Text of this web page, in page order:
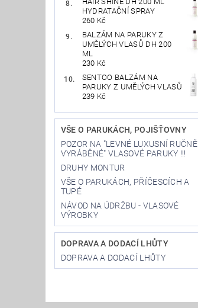
HYDRATAČNÍ SPRAY
260 Kč
BALZÁM NA PARUKY Z
UMĚLÝCH VLASŮ DH 200
ML
230 Kč
SENTOO BALZÁM NA
PARUKY Z UMĚLÝCH VLASŮ
239 Kč
VŠE O PARUKÁCH, POJIŠŤOVNY
POZOR NA "LEVNÉ LUXUSNÍ RUČNĚ
VYRÁBĚNÉ" VLASOVÉ PARUKY !!!
DRUHY MONTUR
VŠE O PARUKÁCH, PŘÍČESCÍCH A
TUPÉ
NÁVOD NA ÚDRŽBU - VLASOVÉ
VÝROBKY
DOPRAVA A DODACÍ LHŮTY
DOPRAVA A DODACÍ LHŮTY